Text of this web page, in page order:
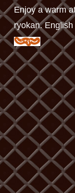
Enjoy a warm
ryokan. English